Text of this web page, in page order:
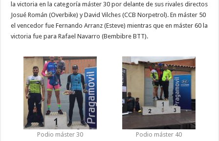
la victoria en la categoría máster 30 por delante de sus rivales directos
Josué Román (Overbike) y David Vilches (CCB Norpetrol). En máster 50
el vencedor fue Fernando Arranz (Esteve) mientras que en máster 60 la
victoria fue para Rafael Navarro (Bembibre BTT).
Podio máster 30 Podio máster 40